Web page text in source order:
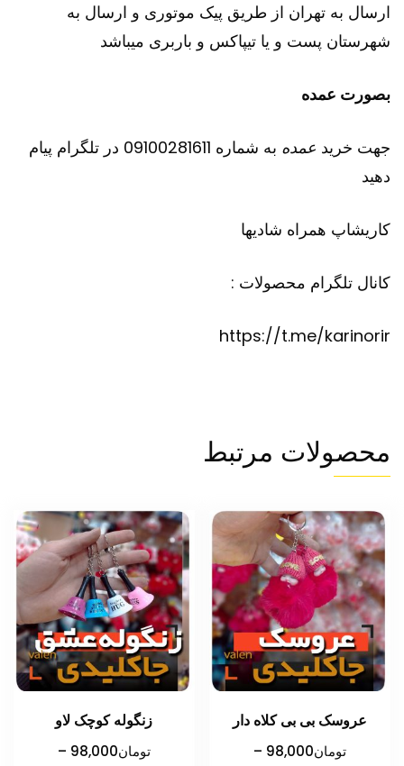
ارسال به تهران از طریق پیک موتوری و ارسال به
شهرستان پست و یا تیپاکس و باربری میباشد
بصورت عمده
جهت خرید عمده
به شماره 09100281611 در تلگرام پیام
دهید
کاریشاپ همراه شادیها
کانال تلگرام محصولات :
https://t.me/karinorir
محصولات مرتبط
عروسک بی بی کلاه دار
تومان98,000
–
زنگوله کوچک لاو
تومان98,000
–